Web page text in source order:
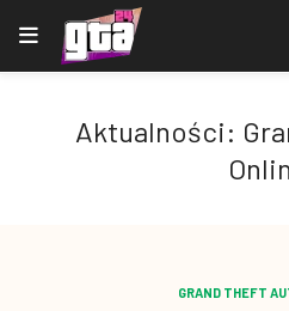
Aktualności:
GRAND THEFT